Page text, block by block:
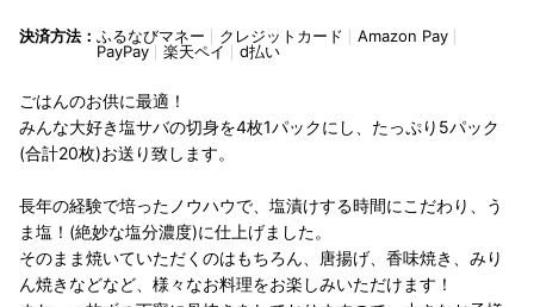
決済方法： ふるなびマネー クレジットカード
Amazon Pay
PayPay
楽天ペイ d払い
ごはんのお供に最適！
みんな大好き塩サバの切身を4枚1パックにし、たっぷり5パック
(合計20枚)お送り致します。
長年の経験で培ったノウハウで、塩漬けする時間にこだわり、う
ま塩！(絶妙な塩分濃度)に仕上げました。
そのまま焼いていただくのはもちろん、唐揚げ、香味焼き、みり
ん焼きなどなど、様々なお料理をお楽しみいただけます！